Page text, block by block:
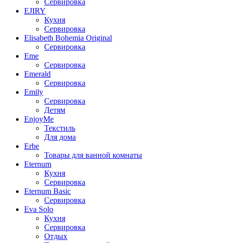
Сервировка
EJIRY
Кухня
Сервировка
Elisabeth Bohemia Original
Сервировка
Eme
Сервировка
Emerald
Сервировка
Emily
Сервировка
Детям
EnjoyMe
Текстиль
Для дома
Erbe
Товары для ванной комнаты
Eternum
Кухня
Сервировка
Eternum Basic
Сервировка
Eva Solo
Кухня
Сервировка
Отдых